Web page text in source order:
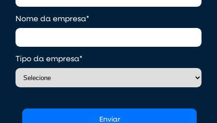
Nome da empresa*
Tipo da empresa*